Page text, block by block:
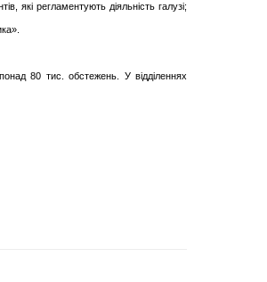
які регламентують діяльність галузі;
80 тис. обстежень. У відділеннях